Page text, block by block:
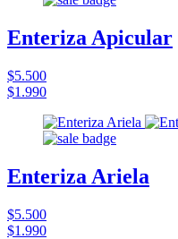
Enteriza Apicular
$5.500
$1.990
Enteriza Ariela
$5.500
$1.990